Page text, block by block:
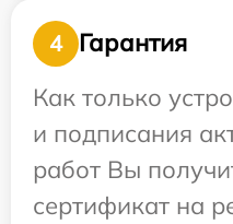
4
Гарантия
Как только
и подписания
работ Вы
сертификат на